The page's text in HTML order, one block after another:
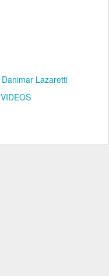
Danimar Lazaretti
VIDEOS